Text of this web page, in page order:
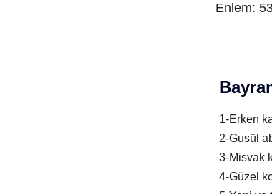
Enlem:
1-Erken
2-Gusül
3-Misvak
4-Güzel